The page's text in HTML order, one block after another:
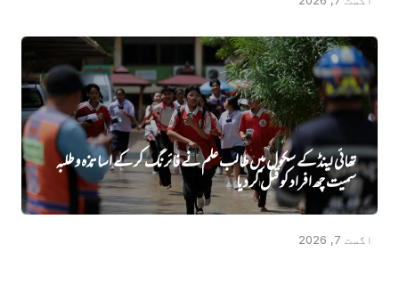
تھائی لینڈ کے سکول میں طالب علم نے فائرنگ کر کے اساتذہ و طلبہ
سمیت چھ افراد کو قتل کر دیا
اگست 7, 2026